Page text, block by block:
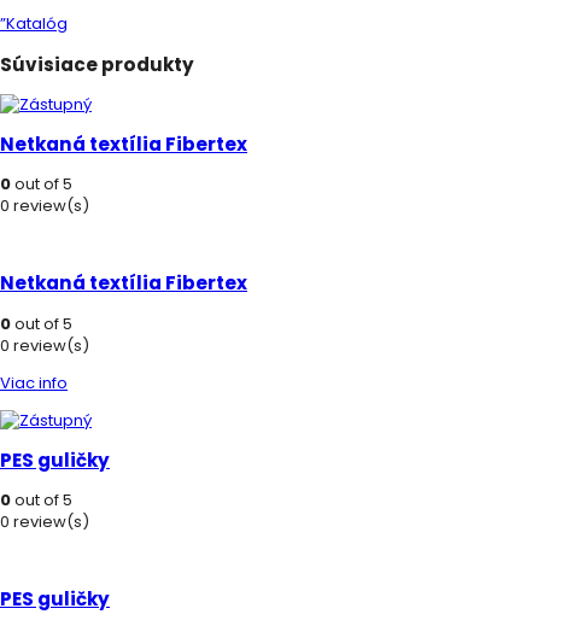
”Katalóg
Súvisiace produkty
Netkaná textília Fibertex
0out of 5
0 review(s)
Netkaná textília Fibertex
0out of 5
0 review(s)
Viac info
PES guličky
0out of 5
0 review(s)
PES guličky